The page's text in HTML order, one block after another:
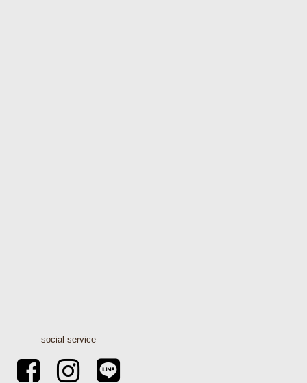
social service